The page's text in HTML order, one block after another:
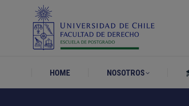
HOME NOSOTROS
HOME